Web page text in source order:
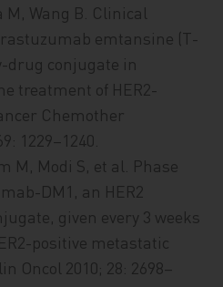
M, Wang B. Clinical
emtansine (T-
drug conjugate in
treatment of HER2-
Chemother
1229–1240.
M, Modi S, et al. Phase
DM1, an HER2
given every 3 weeks
positive metastatic
Oncol 2010; 28: 2698–